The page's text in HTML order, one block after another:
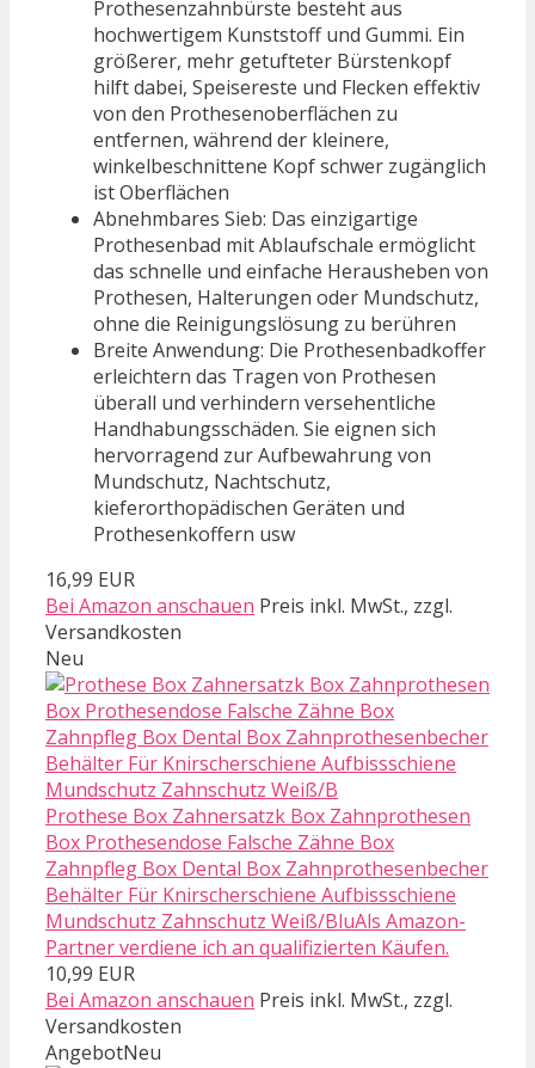
Prothesenzahnbürste besteht aus
hochwertigem Kunststoff und Gummi. Ein
größerer, mehr getufteter Bürstenkopf
hilft dabei, Speisereste und Flecken effektiv
von den Prothesenoberflächen zu
entfernen, während der kleinere,
winkelbeschnittene Kopf schwer zugänglich
ist Oberflächen
Abnehmbares Sieb: Das einzigartige
Prothesenbad mit Ablaufschale ermöglicht
das schnelle und einfache Herausheben von
Prothesen, Halterungen oder Mundschutz,
ohne die Reinigungslösung zu berühren
Breite Anwendung: Die Prothesenbadkoffer
erleichtern das Tragen von Prothesen
überall und verhindern versehentliche
Handhabungsschäden. Sie eignen sich
hervorragend zur Aufbewahrung von
Mundschutz, Nachtschutz,
kieferorthopädischen Geräten und
Prothesenkoffern usw
16,99 EUR
Bei Amazon anschauen Preis inkl. MwSt., zzgl.
Versandkosten
Neu
Prothese Box Zahnersatzk Box Zahnprothesen
Box Prothesendose Falsche Zähne Box
Zahnpfleg Box Dental Box Zahnprothesenbecher
Behälter Für Knirscherschiene Aufbissschiene
Mundschutz Zahnschutz Weiß/BluAls Amazon-
Partner verdiene ich an qualifizierten Käufen.
10,99 EUR
Bei Amazon anschauen Preis inkl. MwSt., zzgl.
Versandkosten
AngebotNeu